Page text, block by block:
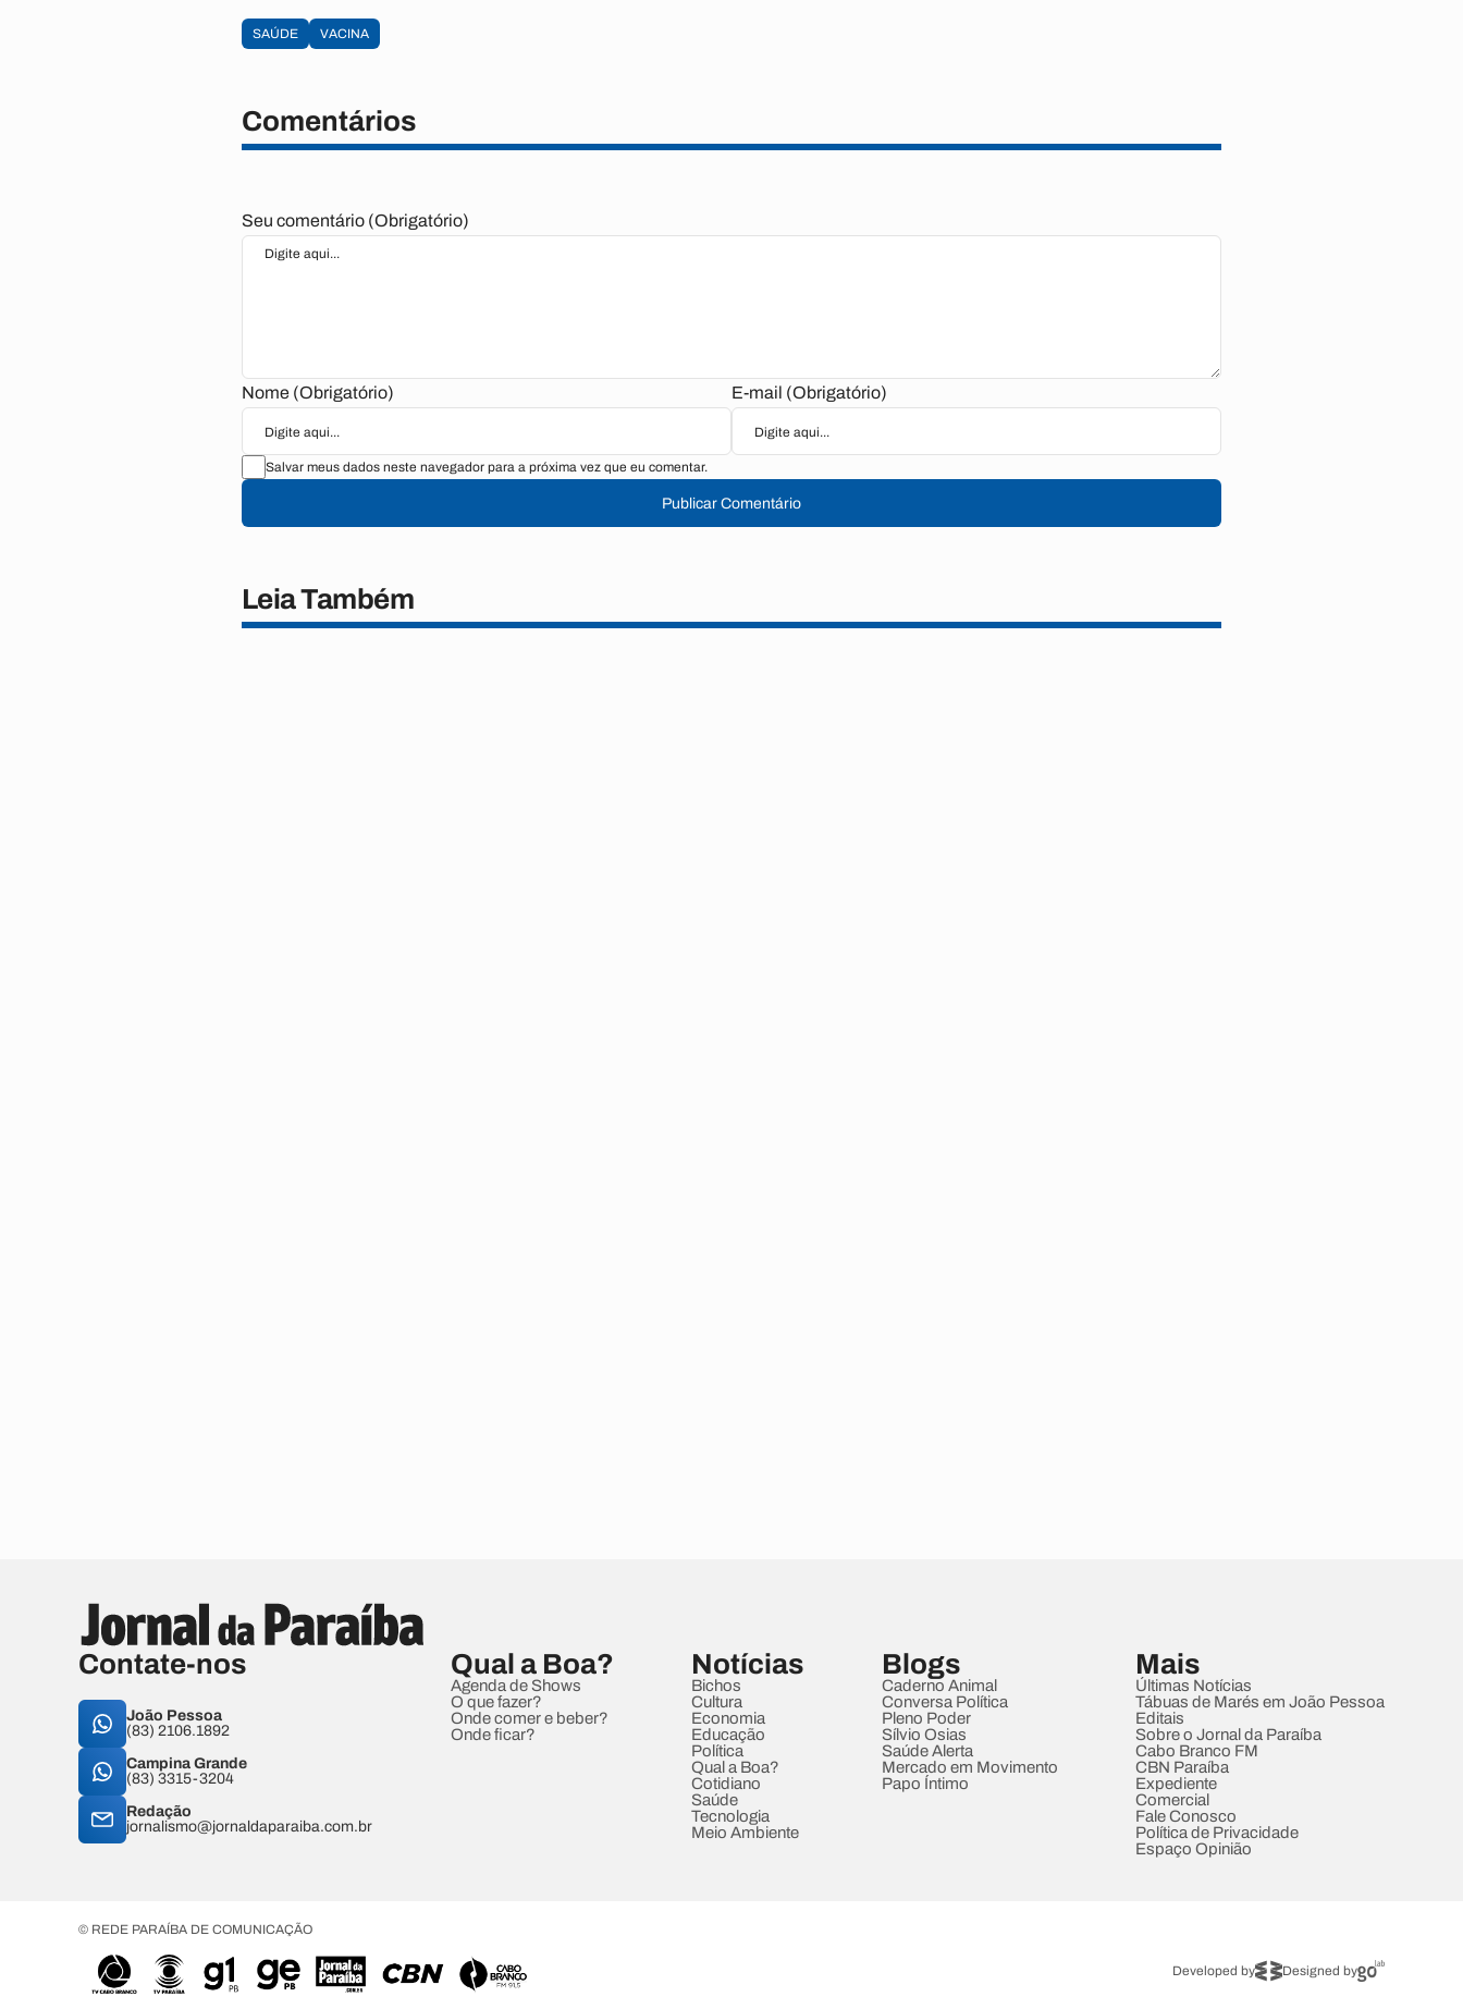
SAÚDE VACINA
Comentários
Seu comentário (Obrigatório)
Nome (Obrigatório) E-mail (Obrigatório)
Salvar meus dados neste navegador para a próxima vez que eu comentar.
Publicar Comentário
Leia Também
Contate-nos
João Pessoa
(83) 2106.1892
Campina Grande
(83) 3315-3204
Redação
jornalismo@jornaldaparaiba.com.br
Qual a Boa?
Agenda de Shows
O que fazer?
Onde comer e beber?
Onde ficar?
Notícias
Bichos
Cultura
Economia
Educação
Política
Qual a Boa?
Cotidiano
Saúde
Tecnologia
Meio Ambiente
Blogs
Caderno Animal
Conversa Política
Pleno Poder
Sílvio Osias
Saúde Alerta
Mercado em Movimento
Papo Íntimo
Mais
Últimas Notícias
Tábuas de Marés em João Pessoa
Editais
Sobre o Jornal da Paraíba
Cabo Branco FM
CBN Paraíba
Expediente
Comercial
Fale Conosco
Política de Privacidade
Espaço Opinião
© REDE PARAÍBA DE COMUNICAÇÃO
Developed by Designed by